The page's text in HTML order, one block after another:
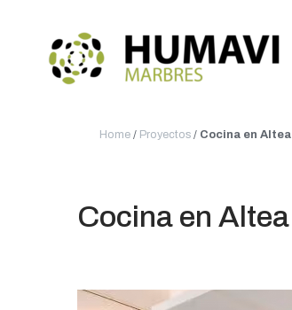
Home / Proyectos / Cocina en Altea
Cocina en Altea